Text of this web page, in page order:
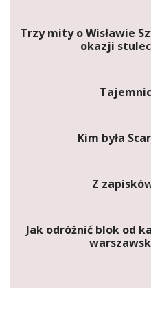
Trzy mity o Wisławie
okazji
Kim była
Z
Jak odróżnić blok od